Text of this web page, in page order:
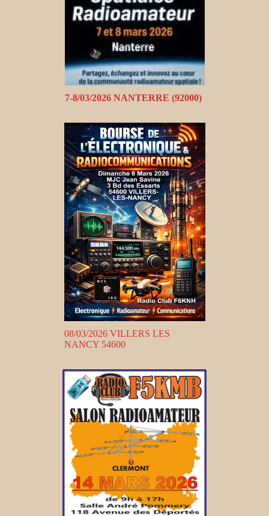
7-8/03/2026 NANTERRE (92000)
08/03/2026 VILLERS LES
NANCY 54600